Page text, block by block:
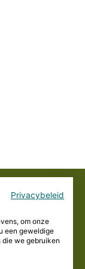
Privacybeleid
om onze
een geweldige
we gebruiken